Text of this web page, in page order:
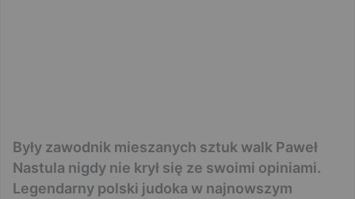
Były zawodnik mieszanych sztuk walk Paweł
Nastula nigdy nie krył się ze swoimi opiniami.
Legendarny polski judoka w najnowszym